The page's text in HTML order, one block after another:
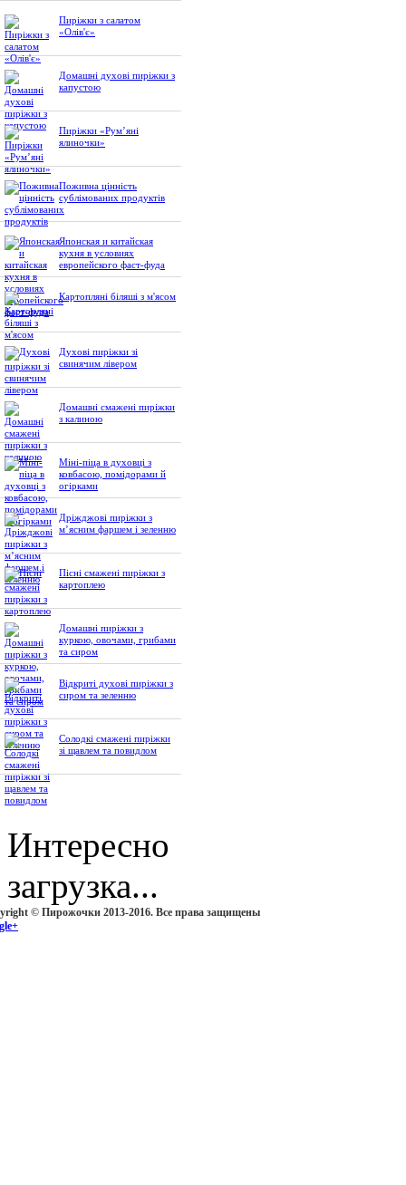
Пиріжки з салатом
«Олів'є»
Домашні духові пиріжки з
капустою
Пиріжки «Рум’яні
ялиночки»
Поживна цінність
сублімованих продуктів
Японская и китайская
кухня в условиях
европейского фаст-фуда
Картопляні біляші з м'ясом
Духові пиріжки зі
свинячим лівером
Домашні смажені пиріжки
з калиною
Міні-піца в духовці з
ковбасою, помідорами й
огірками
Дріжджові пиріжки з
м’ясним фаршем і зеленню
Пісні смажені пиріжки з
картоплею
Домашні пиріжки з
куркою, овочами, грибами
та сиром
Відкриті духові пиріжки з
сиром та зеленню
Солодкі смажені пиріжки
зі щавлем та повидлом
Интересно
загрузка...
© Пирожочки 2013-2016. Все права защищены